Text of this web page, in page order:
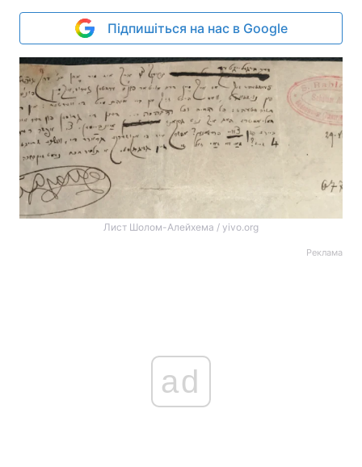
Підпишіться на нас в Google
Лист Шолом-Алейхема / yivo.org
Реклама
ad